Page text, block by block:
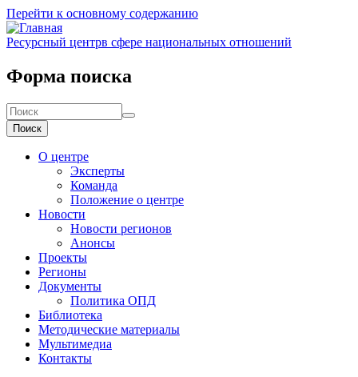
Перейти к основному содержанию
Ресурсный центрв сфере национальных отношений
Форма поиска
Поиск
О центре
Эксперты
Команда
Положение о центре
Новости
Новости регионов
Анонсы
Проекты
Регионы
Документы
Политика ОПД
Библиотека
Методические материалы
Мультимедиа
Контакты